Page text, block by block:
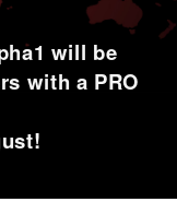
will be
with a PRO